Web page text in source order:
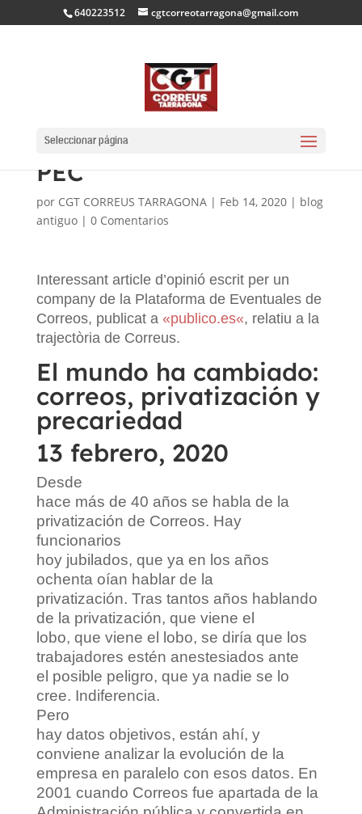
640223512 cgtcorreotarragona@gmail.com
Seleccionar página
D’UN COMPANY DE LA
PEC
por CGT CORREUS TARRAGONA| Feb 14, 2020| blog
antiguo| 0 Comentarios
Interessant article d’opinió escrit per un
company de la Plataforma de Eventualesde
Correos, publicat a «publico.es«, relatiu a la
trajectòria de Correus.
El mundo ha cambiado:
correos, privatización y
precariedad
13 febrero, 2020
Desde
hace más de 40 años se habla de la
privatización de Correos. Hay
funcionarios
hoy jubilados, que ya en los años
ochenta oían hablar de la
privatización. Tras tantos años hablando
de la privatización, que viene el
lobo, que viene el lobo, se diría que los
trabajadores estén anestesiados ante
el posible peligro, que ya nadie se lo
cree. Indiferencia.
Pero
hay datos objetivos, están ahí, y
conviene analizar la evolución de la
empresa en paralelo con esos datos. En
2001 cuando Correos fue apartada de la